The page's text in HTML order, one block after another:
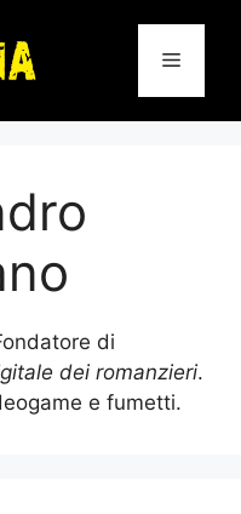
Menu
di
dei romanzieri.
e fumetti.